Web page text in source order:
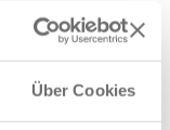
Über Cookies
Zubehör 1x2